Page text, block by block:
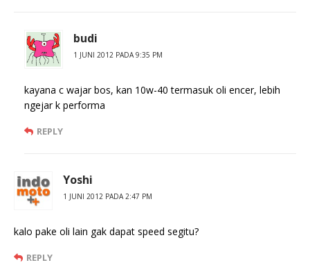
budi
1 JUNI 2012 PADA 9:35 PM
kayana c wajar bos, kan 10w-40 termasuk oli encer, lebih
ngejar k performa
REPLY
Yoshi
1 JUNI 2012 PADA 2:47 PM
kalo pake oli lain gak dapat speed segitu?
REPLY